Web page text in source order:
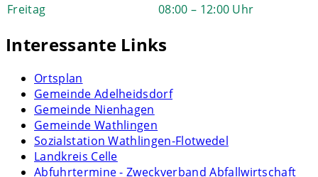
Freitag
08:00 – 12:00 Uhr
Interessante Links
Ortsplan
Gemeinde Adelheidsdorf
Gemeinde Nienhagen
Gemeinde Wathlingen
Sozialstation Wathlingen-Flotwedel
Landkreis Celle
Abfuhrtermine - Zweckverband Abfallwirtschaft